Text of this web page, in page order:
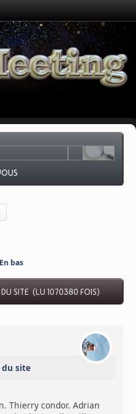
En bas
DU SITE (LU 1070380 FOIS)
du site
Thierry condor. Adrian